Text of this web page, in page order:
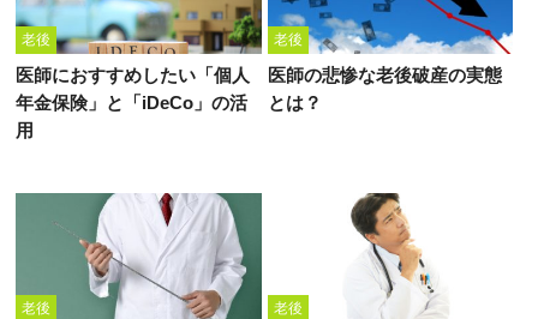
老後
医師におすすめしたい「個人
年金保険」と「iDeCo」の活
用
老後
医師の悲惨な老後破産の実態
とは？
老後 老後